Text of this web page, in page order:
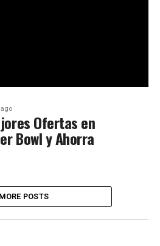
Ofertas en
Bowl y Ahorra
MORE POSTS